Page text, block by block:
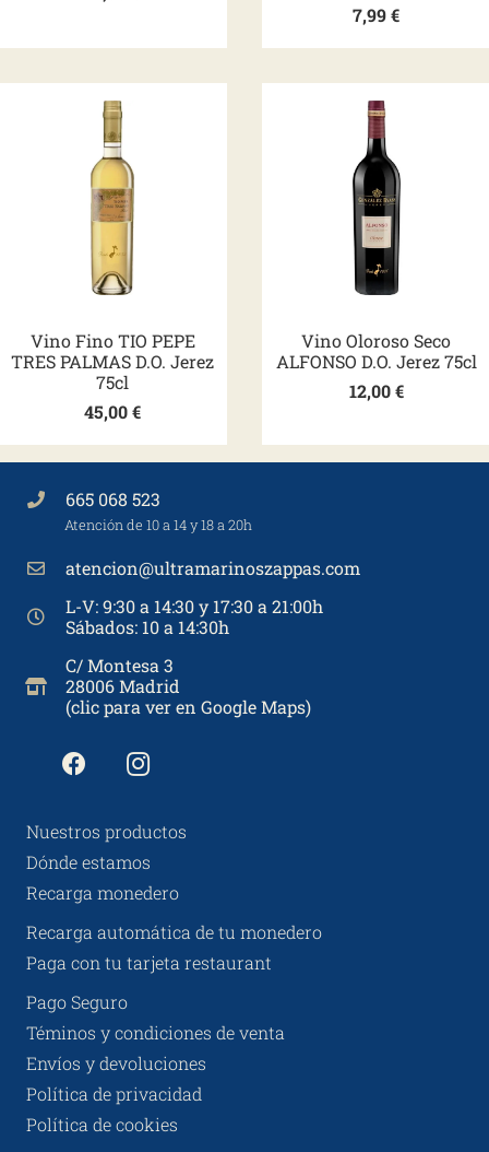
7,99€
Vino Fino TIO PEPE
TRES PALMAS D.O. Jerez
75cl
45,00€
Vino Oloroso Seco
ALFONSO D.O. Jerez 75cl
12,00€
665 068 523
Atención de 10 a 14 y 18 a 20h
atencion@ultramarinoszappas.com
L-V: 9:30 a 14:30 y 17:30 a 21:00h
Sábados: 10 a 14:30h
C/ Montesa 3
28006 Madrid
(clic para ver en Google Maps)
Nuestros productos
Dónde estamos
Recarga monedero
Recarga automática de tu monedero
Paga con tu tarjeta restaurant
Pago Seguro
Téminos y condiciones de venta
Envíos y devoluciones
Política de privacidad
Política de cookies